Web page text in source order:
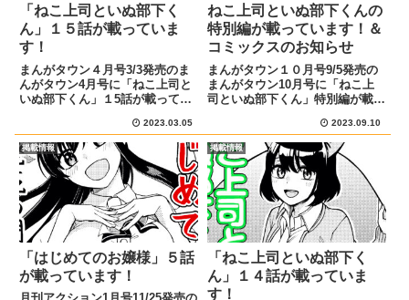
「ねこ上司といぬ部下く
ん」１５話が載っていま
す！
まんがタウン４月号3/3発売のま
んがタウン4月号に「ねこ上司と
いぬ部下くん」１5話が載ってい
古さんとデートでホラー映画を見
にきた乾くん。 上映中にびっく
りして根古さんにしがみついてし
まったり、2人の距離がぐっと...
2023.03.05
ねこ上司といぬ部下くんの
特別編が載っています！＆
コミックスのお知らせ
まんがタウン１０月号9/5発売の
まんがタウン10月号に「ねこ上
司といぬ部下くん」特別編が載っ
ト根古さん、薬師寺さん、みこち
ゃんは温泉旅行で恋バナに大盛り
上がり！ 一方、乾くんは居酒屋
で打ち上げをしていて… ぜひ...
2023.09.10
掲載情報
「はじめてのお嬢様」５話
が載っています！
掲載情報
「ねこ上司といぬ部下く
ん」１４話が載っていま
す！